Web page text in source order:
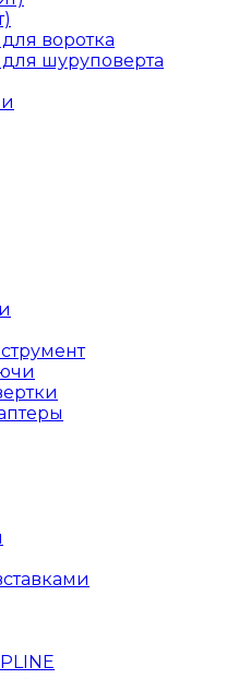
воротка
шуруповерта